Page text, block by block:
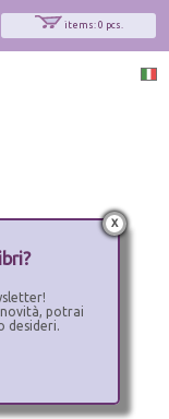
items: 0 pcs.
x
potrai
desideri.